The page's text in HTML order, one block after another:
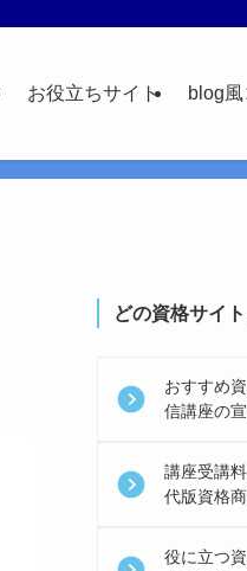
お役立ちサイト blog
どの資格サイ
おすすめ
信講座の
講座受講
代版資格
役に立つ